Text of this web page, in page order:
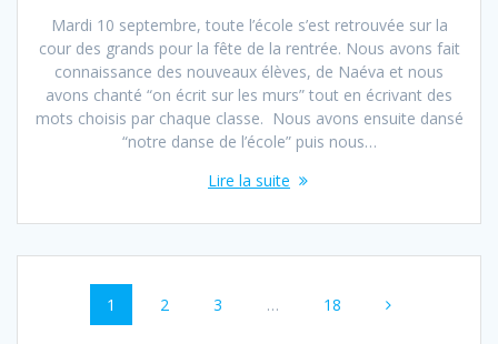
Mardi 10 septembre, toute l’école s’est retrouvée sur la
cour des grands pour la fête de la rentrée. Nous avons fait
connaissance des nouveaux élèves, de Naéva et nous
avons chanté “on écrit sur les murs” tout en écrivant des
mots choisis par chaque classe. Nous avons ensuite dansé
“notre danse de l’école” puis nous…
Lire la suite
Navigation
Page
1 Page
2 Page
3 … Page
18